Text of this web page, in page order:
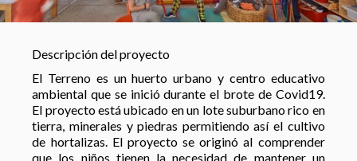
Descripción del proyecto
El Terreno es un huerto urbano y centro educativo
ambiental que se inició durante el brote de Covid19.
El proyecto está ubicado en un lote suburbano rico en
tierra, minerales y piedras permitiendo así el cultivo
de hortalizas. El proyecto se originó al comprender
que los niños tienen la necesidad de mantener un